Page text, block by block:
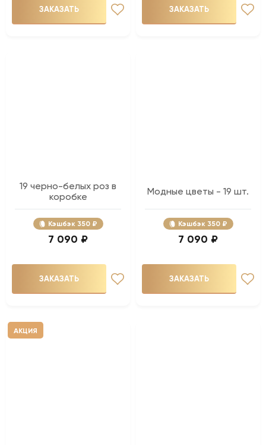
ЗАКАЗАТЬ ЗАКАЗАТЬ
19 черно-белых роз в
коробке
Кэшбэк 350 ₽
7 090 ₽
ЗАКАЗАТЬ
Модные цветы - 19 шт.
Кэшбэк 350 ₽
7 090 ₽
ЗАКАЗАТЬ
АКЦИЯ